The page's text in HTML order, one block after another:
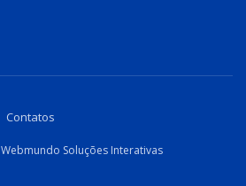
Contatos
Webmundo Soluções Interativas